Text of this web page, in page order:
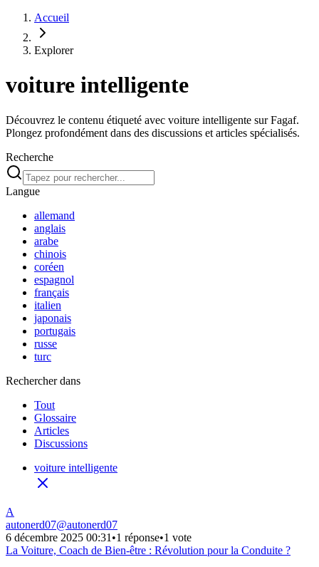
Accueil
Explorer
voiture intelligente
Découvrez le contenu étiqueté avec voiture intelligente sur Fagaf.
Plongez profondément dans des discussions et articles spécialisés.
Recherche
Langue
allemand
anglais
arabe
chinois
coréen
espagnol
français
italien
japonais
portugais
russe
turc
Rechercher dans
Tout
Glossaire
Articles
Discussions
voiture intelligente
A
autonerd07@autonerd07
6 décembre 2025 00:31 •1 réponse•1 vote
La Voiture, Coach de Bien-être : Révolution pour la Conduite ?